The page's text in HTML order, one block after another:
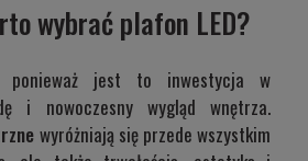
wybrać plafon LED?
ponieważ jest to inwestycja w
i nowoczesny wygląd wnętrza.
wyróżniają się przede wszystkim